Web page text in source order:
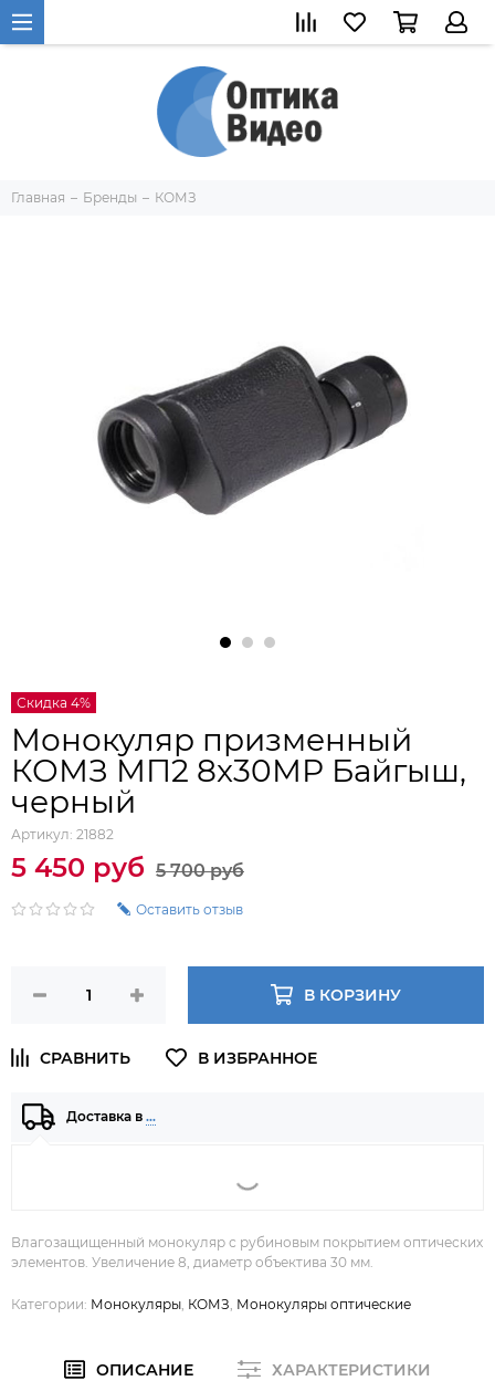
Главная Бренды КОМЗ
Скидка 4%
Монокуляр призменный
КОМЗ МП2 8x30МР Байгыш,
черный
Артикул: 21882
5 450 руб 5 700 руб
Оставить отзыв
В КОРЗИНУ
Доставка в …
Влагозащищенный монокуляр с рубиновым покрытием оптических
элементов. Увеличение 8, диаметр объектива 30 мм.
Категории: Монокуляры КОМЗ Монокуляры оптические
ОПИСАНИЕ
ХАРАКТЕРИСТИКИ